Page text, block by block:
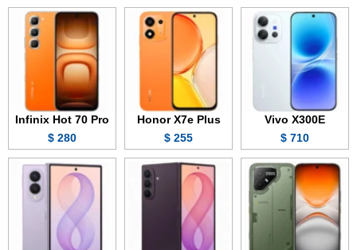
Vivo X300E
710 $
Honor X7e Plus
255 $
Infinix Hot 70 Pro
280 $